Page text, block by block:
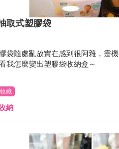
取式塑膠袋
袋隨處亂放實在感到很阿雜，靈
我怎麼變出塑膠袋收納盒～
收藏
納